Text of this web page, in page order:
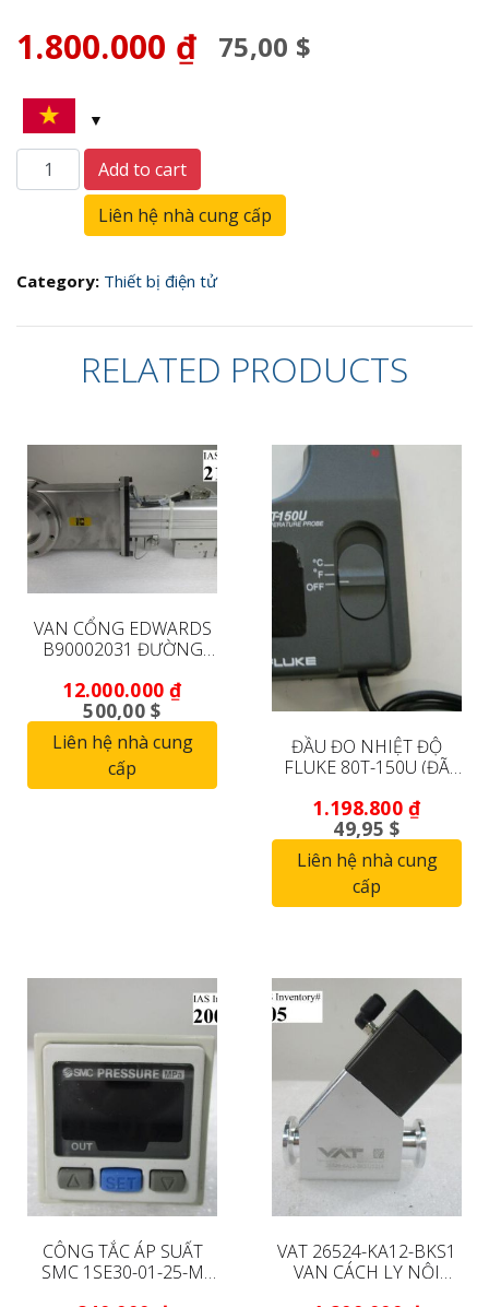
1.800.000 ₫ 75,00 $
ngắt
FGL11-
32-
dụng)
quantity
Add to cart
Liên hệ nhà cung cấp
Category: Thiết bị điện tử
RELATED PRODUCTS
VAN CỔNG EDWARDS
B90002031 ĐƯỜNG
1/2 INCH (ĐÃ QUA SỬ
DỤNG)
12.000.000₫
500,00 $
Liên hệ nhà cung
cấp
ĐẦU ĐO NHIỆT ĐỘ
FLUKE 80T-150U (ĐÃ
1.198.800₫
49,95 $
Liên hệ nhà cung
cấp
CÔNG TẮC ÁP SUẤT
SMC 1SE30-01-25-M
VAT 26524-KA12-BKS1
VAN CÁCH LY NỘI